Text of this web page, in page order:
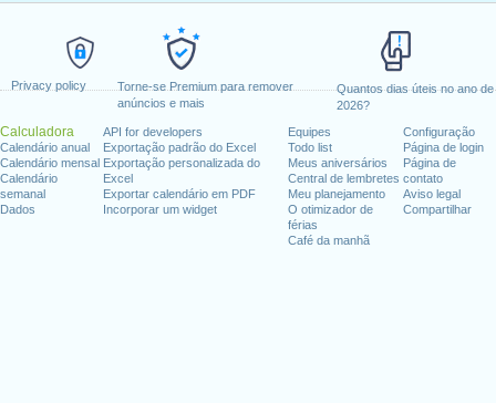
Privacy policy
Torne-se Premium para remover
anúncios e mais
Quantos dias úteis no ano de
2026?
Calculadora
Calendário anual
Calendário mensal
Calendário
semanal
Dados
API for developers
Exportação padrão do Excel
Exportação personalizada do
Excel
Exportar calendário em PDF
Incorporar um widget
Equipes
Todo list
Meus aniversários
Central de lembretes
Meu planejamento
O otimizador de
férias
Café da manhã
Configuração
Página de login
Página de
contato
Aviso legal
Compartilhar